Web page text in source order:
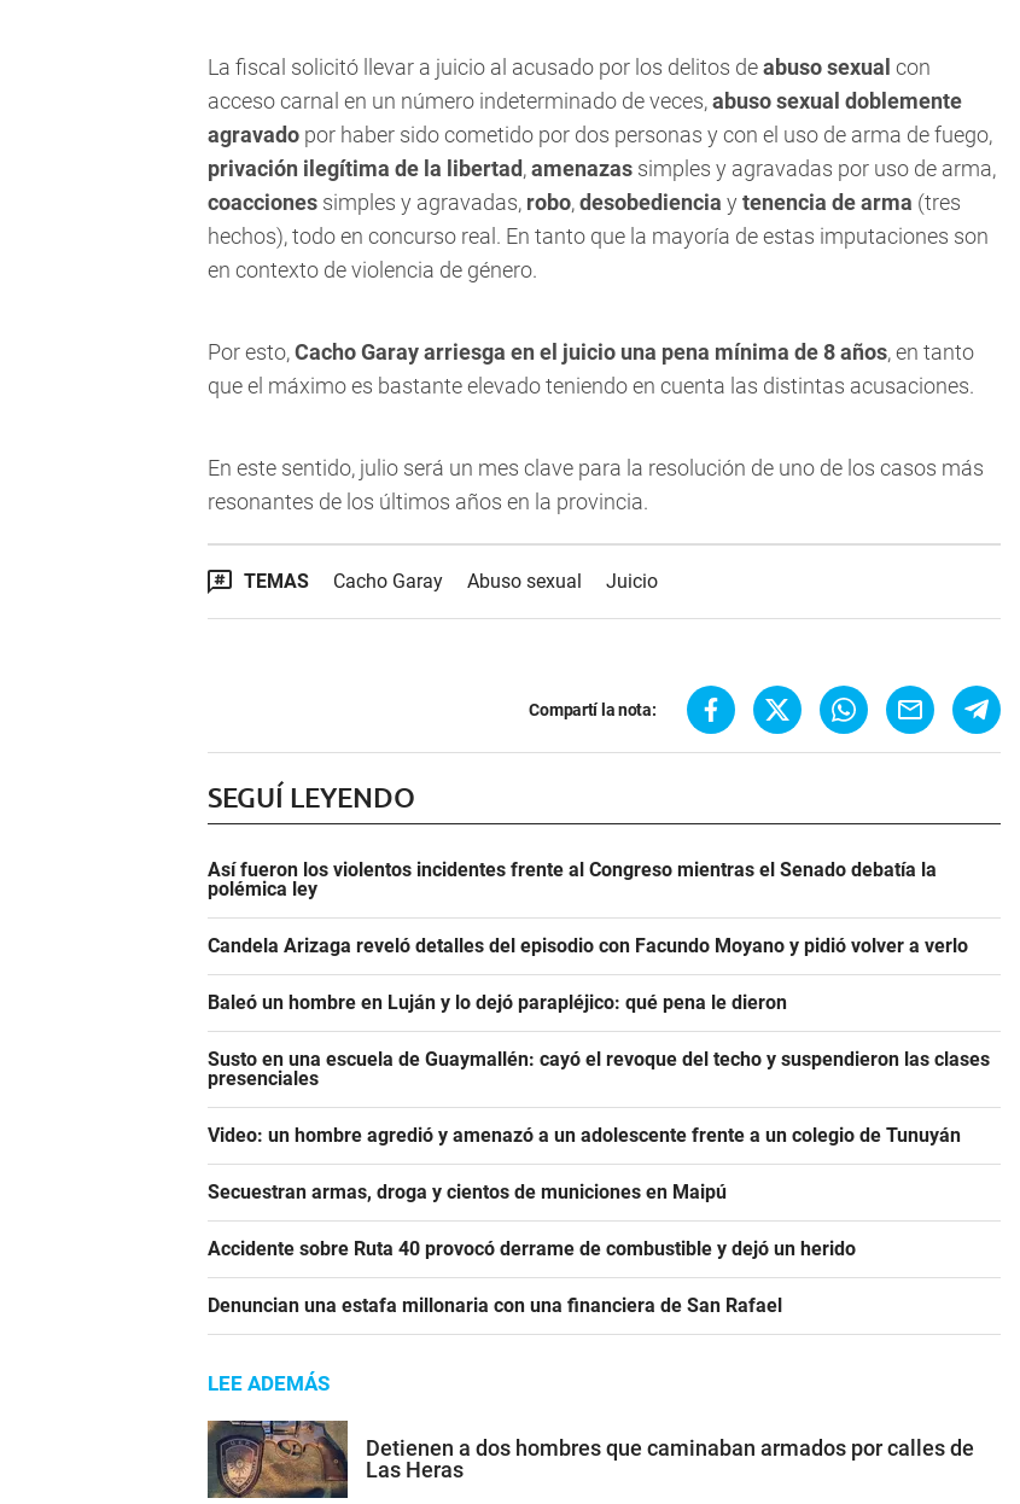
La fiscal solicitó llevar a juicio al acusado por los delitos deabuso sexual con
acceso carnal en un número indeterminado de veces,abuso sexual doblemente
agravado por haber sido cometido por dos personas y con el uso de arma de fuego,
privación ilegítima de la libertad,amenazas simples y agravadas por uso de arma,
coacciones simples y agravadas, robo,desobediencia y tenencia de arma (tres
hechos), todo en concurso real. En tanto que la mayoría de estas imputaciones son
en contexto de violencia de género.
Por esto,Cacho Garay arriesga en el juicio una pena mínima de 8 años, en tanto
que el máximo es bastante elevado teniendo en cuenta las distintas acusaciones.
En este sentido, julio será un mes clave para la resolución de uno de los casos más
resonantes de los últimos años en la provincia.
TEMAS Cacho Garay Abuso sexual Juicio
Compartí la nota:
SEGUÍ LEYENDO
Así fueron los violentos incidentes frente al Congreso mientras el Senado debatía la
polémica ley
Candela Arizaga reveló detalles del episodio con Facundo Moyano y pidió volver a verlo
Baleó un hombre en Luján y lo dejó parapléjico: qué pena le dieron
Susto en una escuela de Guaymallén: cayó el revoque del techo y suspendieron las clases
presenciales
Video: un hombre agredió y amenazó a un adolescente frente a un colegio de Tunuyán
Secuestran armas, droga y cientos de municiones en Maipú
Accidente sobre Ruta 40 provocó derrame de combustible y dejó un herido
Denuncian una estafa millonaria con una financiera de San Rafael
LEE ADEMÁS
Detienen a dos hombres que caminaban armados por calles de
Las Heras